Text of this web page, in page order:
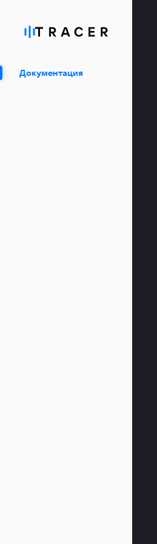
Документация